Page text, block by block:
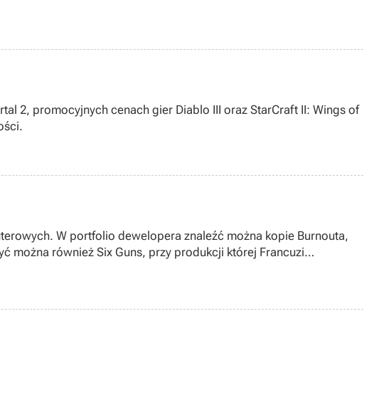
2, promocyjnych cenach gier Diablo III oraz StarCraft II: Wings of
W portfolio dewelopera znaleźć można kopie Burnouta,
można również Six Guns, przy produkcji której Francuzi
Rockstar Games. Niestety, jak to często bywa w takich